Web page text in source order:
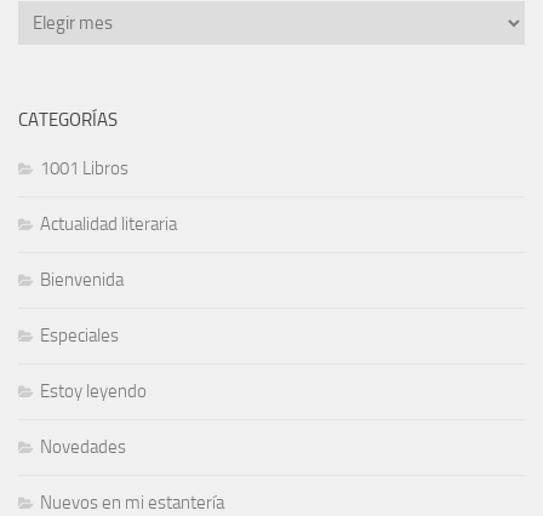
CATEGORÍAS
1001 Libros
Actualidad literaria
Bienvenida
Especiales
Estoy leyendo
Novedades
Nuevos en mi estantería